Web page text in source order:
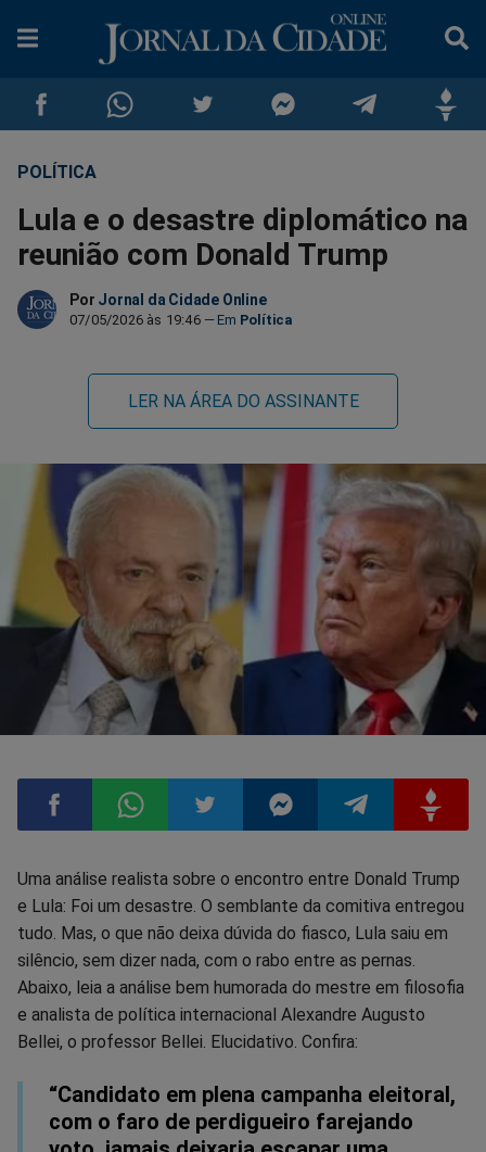
Compartilhar
no
Facebook
Compartilhar
no
Whatsapp
no
Twitter
no
Messenger
no
no
POLÍTICA
Lula e o desastre diplomático na
reunião com Donald Trump
Por Jornal da Cidade Online
07/05/2026 às 19:46 Política
LER NA ÁREA DO ASSINANTE
Compartilhar
no
Facebook
Compartilhar
no
Whatsapp
Compartilhar
no
Twitter
Compartilhar
no
Messenger
Compartilhar
no
Telegram
no
Gettr
Uma análise realista sobre o encontro entre Donald Trump
e Lula: Foi um desastre. O semblante da comitiva entregou
tudo. Mas, o que não deixa dúvida do fiasco, Lula saiu em
silêncio, sem dizer nada, com o rabo entre as pernas.
Abaixo, leia a análise bem humorada do mestre em filosofia
e analista de política internacional Alexandre Augusto
Bellei, o professor Bellei. Elucidativo. Confira:
“Candidato em plena campanha eleitoral,
com o faro de perdigueiro farejando